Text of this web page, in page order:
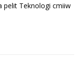
pelit Teknologi cmiiw